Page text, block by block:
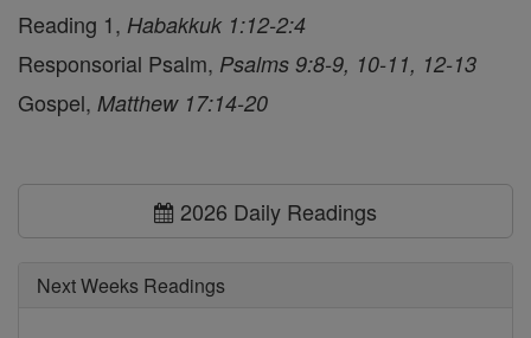
Reading 1, Habakkuk 1:12-2:4
Responsorial Psalm, Psalms 9:8-9, 10-11, 12-13
Gospel, Matthew 17:14-20
2026 Daily Readings
Next Weeks Readings